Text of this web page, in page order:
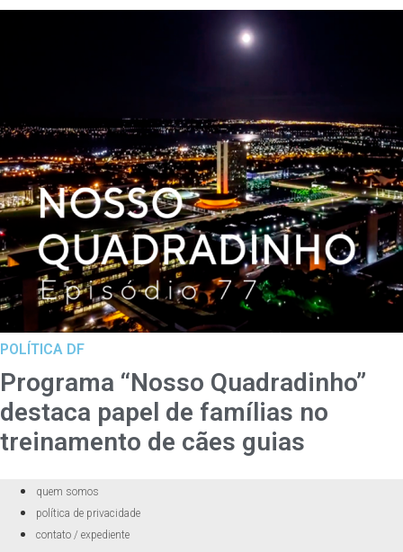
POLÍTICA DF
Programa “Nosso Quadradinho”
destaca papel de famílias no
treinamento de cães guias
quem somos
política de privacidade
contato / expediente